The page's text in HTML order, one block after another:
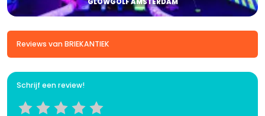
Reviews van BRIEKANTIEK
Schrijf een review!